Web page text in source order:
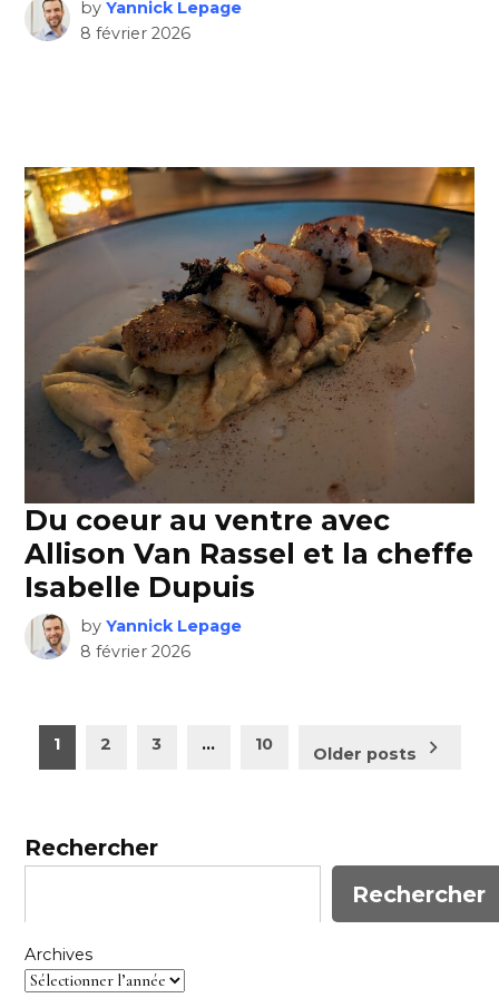
by Yannick Lepage
8 février 2026
Du coeur au ventre avec
Allison Van Rassel et la cheffe
Isabelle Dupuis
by Yannick Lepage
8 février 2026
Pagination
des
1 2 3 … 10 Older posts
Rechercher
Rechercher
Archives